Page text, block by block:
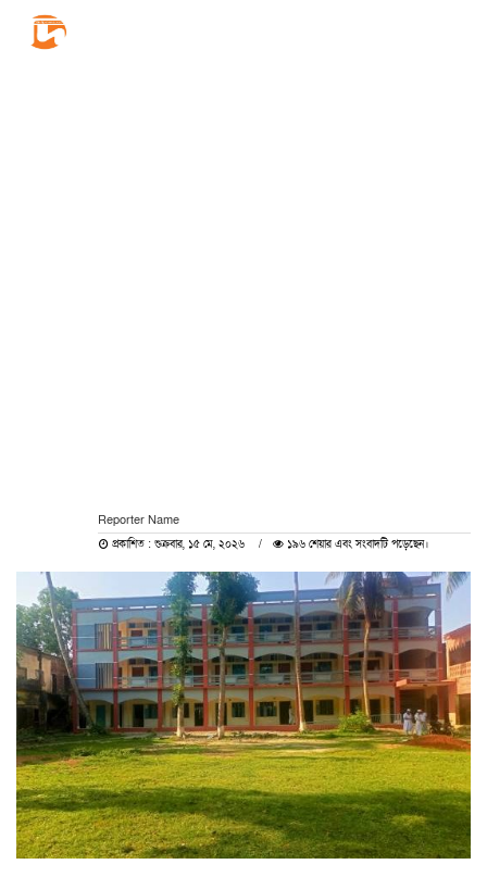
Reporter Name
প্রকাশিত : শুক্রবার, ১৫ মে, ২০২৬ ১৯৬ শেয়ার এবং সংবাদটি পড়েছেন।